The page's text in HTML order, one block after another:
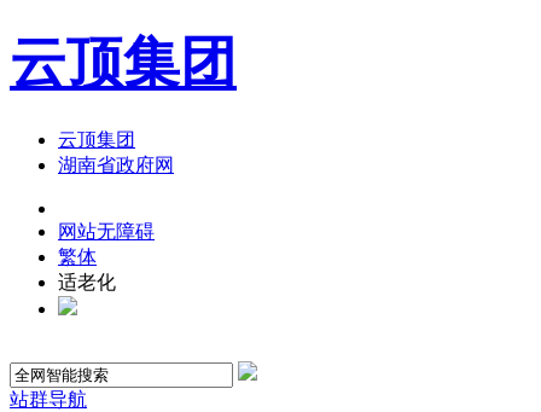
云顶集团
云顶集团
湖南省政府网
网站无障碍
繁体
适老化
站群导航